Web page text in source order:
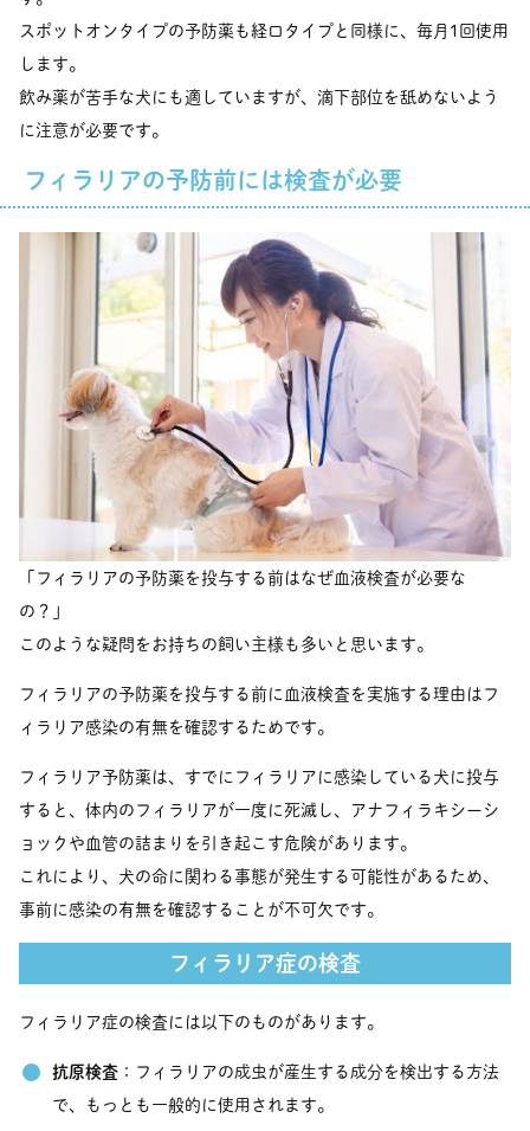
スポットオンタイプの予防薬も経口タイプと同様に、毎月1回使用
します。
飲み薬が苦手な犬にも適していますが、滴下部位を舐めないよう
に注意が必要です。
フィラリアの予防前には検査が必要
「フィラリアの予防薬を投与する前はなぜ血液検査が必要な
の？」
このような疑問をお持ちの飼い主様も多いと思います。
フィラリアの予防薬を投与する前に血液検査を実施する理由はフ
ィラリア感染の有無を確認するためです。
フィラリア予防薬は、すでにフィラリアに感染している犬に投与
すると、体内のフィラリアが一度に死滅し、アナフィラキシーシ
ョックや血管の詰まりを引き起こす危険があります。
これにより、犬の命に関わる事態が発生する可能性があるため、
事前に感染の有無を確認することが不可欠です。
フィラリア症の検査
フィラリア症の検査には以下のものがあります。
抗原検査 ：フィラリアの成虫が産生する成分を検出する方法
で、もっとも一般的に使用されます。